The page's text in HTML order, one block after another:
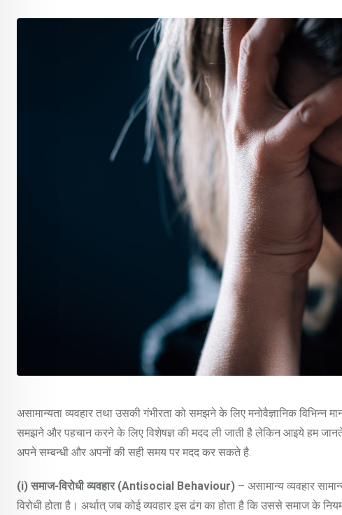
असामान्यता व्यवहार तथा उसकी गंभीरता को समझने के लिए मनोवैज्ञानिक विभिन्न
समझने और पहचान करने के लिए विशेषज्ञ की मदद ली जाती है लेकिन आइये हम जानते
अपने सम्बन्धी और अपनों की सही समय पर मदद कर सकते है.
(i) समाज-विरोधी व्यवहार (Antisocial Behaviour) – असामान्य व्यवहार
विरोधी होता है। अर्थात् जब कोई व्यवहार इस ढंग का होता है कि उससे समाज के